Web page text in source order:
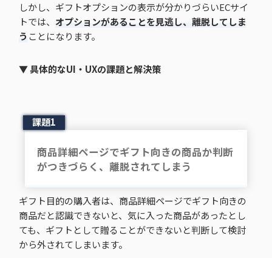
しかし、ギフトオプションの表示が分かりづらいECサイ
トでは、 オプションがあることを見逃し、離脱してしま
う ことになります。
▼ 具体的なUI・UXの課題と解決策
課題1
商品詳細ページでギフト向きの商品か判断
がつきづらく、離脱されてしまう
ギフト目的の購入者は、商品詳細ページでギフト向きの
商品だと認識できないと、気に入った商品があったとし
ても、ギフトとして贈ることができないと判断して検討
から外されてしまいます。